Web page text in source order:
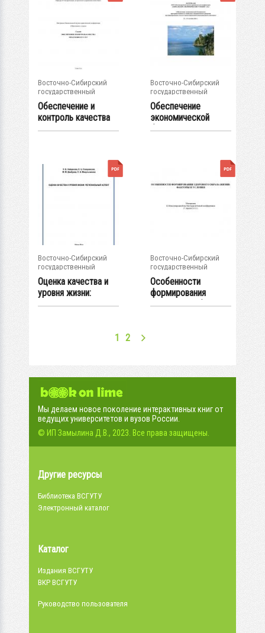
Восточно-Сибирский
государственный
университет...
Обеспечение и
контроль качества
продукции и услуг...
Восточно-Сибирский
государственный
университет...
Обеспечение
экономической
безопасности...
Восточно-Сибирский
государственный
университет...
Оценка качества и
уровня жизни:
региональный...
Восточно-Сибирский
государственный
университет...
Особенности
формирования
здорового образа
1
2
Мы делаем новое поколение интерактивных книг от
ведущих университетов и вузов России.
© ИП Замылина Д.В., 2023. Все права защищены.
Другие ресурсы
Библиотека ВСГУТУ
Электронный каталог
Каталог
Издания ВСГУТУ
ВКР ВСГУТУ
Руководство пользователя